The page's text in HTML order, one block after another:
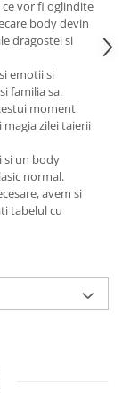
vor fi oglindite
body devin
dragostei si
emotii si
familia sa.
moment
zilei taierii
si un body
normal.
avem si
tabelul cu